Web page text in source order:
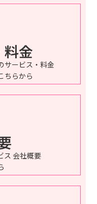
料金
サービス・料金
ちらから
ス 会社概要